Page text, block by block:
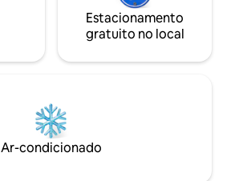
Estacionamento
gratuito no local
Ar-condicionado